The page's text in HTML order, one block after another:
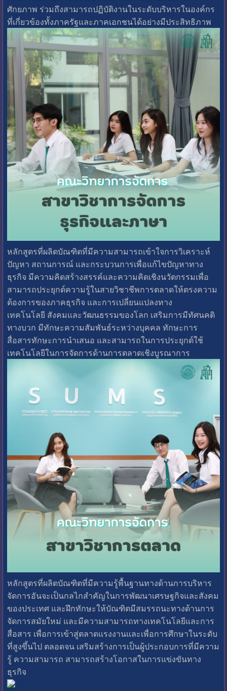
ศักยภาพ ร่วมถึงสามารถปฏิบัติงานในระดับบริหารในองค์กร
ที่เกี่ยวข้องทั้งภาครัฐและภาคเอกชนได้อย่างมีประสิทธิภาพ
หลักสูตรที่ผลิตบัณฑิตที่มีความสามารถเข้าใจการวิเคราะห์
ปัญหา สถานการณ์ และกระบวนการเพื่อแก้ไขปัญหาทาง
ธุรกิจ มีความคิดสร้างสรรค์และความคิดเชิงนวัตกรรมเพื่อ
สามารถประยุกต์ความรู้ในสายวิชาชีพการตลาดให้ตรงความ
ต้องการของภาคธุรกิจ และการเปลี่ยนแปลงทาง
เทคโนโลยี สังคมและวัฒนธรรมของโลก เสริมการมีทัศนคติ
ทางบวก มีทักษะความสัมพันธ์ระหว่างบุคคล ทักษะการ
สื่อสารทักษะการนำเสนอ และสามารถในการประยุกต์ใช้
เทคโนโลยีในการจัดการด้านการตลาดเชิงบูรณาการ
หลักสูตรที่ผลิตบัณฑิตที่มีความรู้พื้นฐานทางด้านการบริหาร
จัดการอันจะเป็นกลไกสำคัญในการพัฒนาเศรษฐกิจและสังคม
ของประเทศ และฝึกทักษะให้บัณฑิตมีสมรรถนะทางด้านการ
จัดการสมัยใหม่ และมีความสามารถทางเทคโนโลยีและการ
สื่อสาร เพื่อการเข้าสู่ตลาดแรงงานและเพื่อการศึกษาในระดับ
ที่สูงขึ้นไป ตลอดจน เสริมสร้างการเป็นผู้ประกอบการที่มีความ
รู้ ความสามารถ สามารถสร้างโอกาสในการแข่งขันทาง
ธุรกิจ